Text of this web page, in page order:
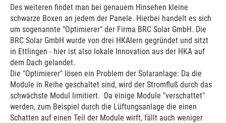
Des weiteren findet man bei genauem Hinsehen kleine
schwarze Boxen an jedem der Panele. Hierbei handelt es sich
um sogenannte "Optimierer" der Firma BRC Solar GmbH. Die
BRC Solar GmbH wurde von drei HKAlern gegründet und sitzt
in Ettlingen - hier ist also lokale Innovation aus der HKA auf
dem Dach gelandet.
Die "Optimierer" lösen ein Problem der Solaranlage: Da die
Module in Reihe geschaltet sind, wird der Stromfluß durch das
schwächste Modul limitiert. Da einige Module "verschattet"
werden, zum Beispiel durch die Lüftungsanlage die einen
Schatten auf einen Teil der Module wirft, fällt auch weniger